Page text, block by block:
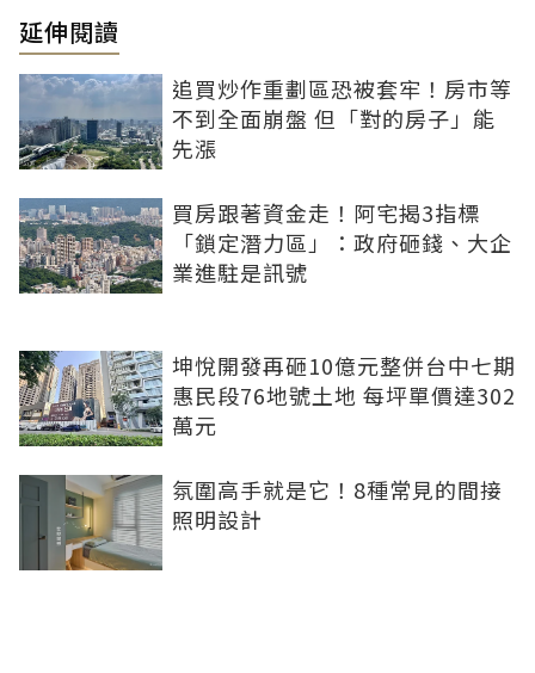
延伸閱讀
追買炒作重劃區恐被套牢！房市等
不到全面崩盤 但「對的房子」能
先漲
買房跟著資金走！阿宅揭3指標
「鎖定潛力區」：政府砸錢、大企
業進駐是訊號
坤悅開發再砸10億元整併台中七期
惠民段76地號土地 每坪單價達302
萬元
氛圍高手就是它！8種常見的間接
照明設計